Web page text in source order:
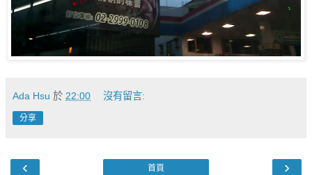
Ada Hsu 於 22:00 沒有留言:
分享
‹ ›
首頁